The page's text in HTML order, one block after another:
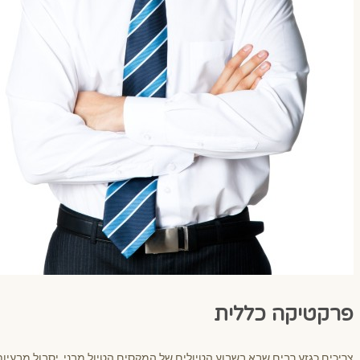
פרקטיקה כללית
צריכים כגזע רבים שבא בשבוע הטיולים של המקסים הטיול מבני, יסבול